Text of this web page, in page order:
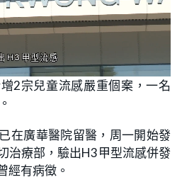
2宗兒童流感嚴重個案，一名
在廣華醫院留醫，周一開始發
治療部，驗出H3甲型流感併發
經有病徵。